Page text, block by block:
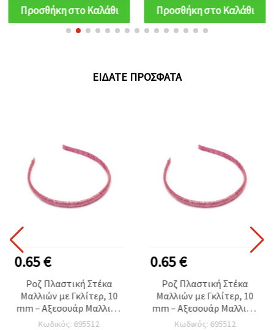
Προσθήκη στο Καλάθι Προσθήκη στο Καλάθι
ΕΊΔΑΤΕ ΠΡΌΣΦΑΤΑ
0.65 €
Ροζ Πλαστική Στέκα
Μαλλιών με Γκλίτερ, 10
mm – Αξεσουάρ Μαλλιών
για Κορίτσια και Γυναίκες
Κωδικός: 695512
0.65 €
Ροζ Πλαστική Στέκα
Μαλλιών με Γκλίτερ, 10
mm – Αξεσουάρ Μαλλιών
για Κορίτσια και Γυναίκες
Κωδικός: 695512